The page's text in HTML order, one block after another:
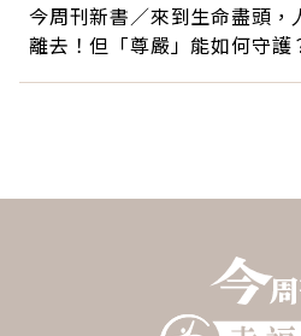
今周刊新書／來到生命盡頭，
離去！但「尊嚴」能如何守護